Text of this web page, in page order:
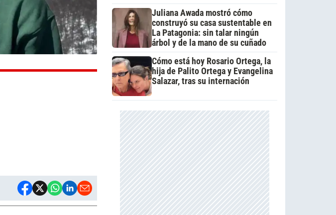
Juliana Awada mostró cómo
construyó su casa sustentable en
La Patagonia: sin talar ningún
árbol y de la mano de su cuñado
Cómo está hoy Rosario Ortega, la
hija de Palito Ortega y Evangelina
Salazar, tras su internación